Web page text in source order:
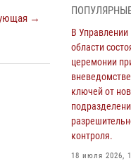
→
области
церемонии
ключей от
18 июля 2026,
В
В Управлении
области
церемонии
ключей от
контроля.
18 июля 2026,